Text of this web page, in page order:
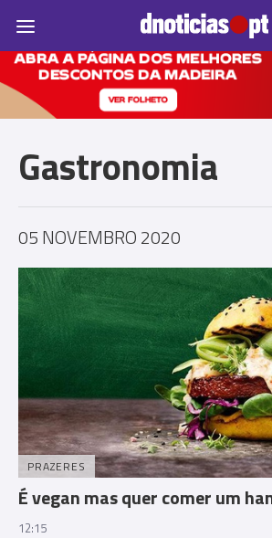
Prazeres Paisagens
Gastronomia
05 NOVEMBRO 2020
PRAZERES
É vegan mas quer comer um
12:15